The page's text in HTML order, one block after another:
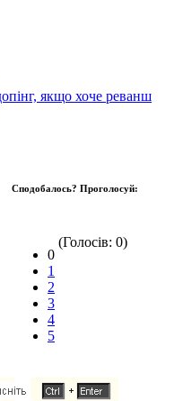
якщо хоче реванш
Сподобалось? Проголосуй:
0
1
2
3
4
5
(Голосів: 0)